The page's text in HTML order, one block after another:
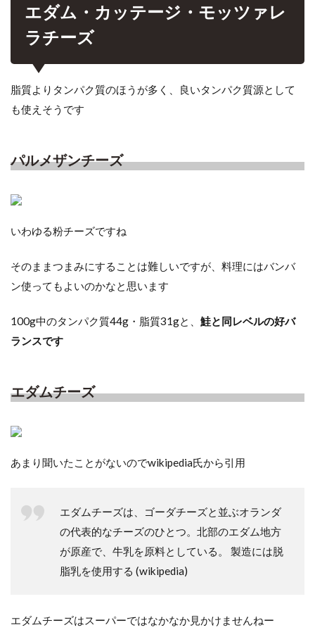
エダム・カッテージ・モッツァレ
ラチーズ
脂質よりタンパク質のほうが多く、良いタンパク質源として
も使えそうです
パルメザンチーズ
いわゆる粉チーズですね
そのままつまみにすることは難しいですが、料理にはバンバ
ン使ってもよいのかなと思います
100g中のタンパク質44g・脂質31gと、 鮭と同レベルの好バ
ランスです
エダムチーズ
あまり聞いたことがないのでwikipedia氏から引用
エダムチーズは、ゴーダチーズと並ぶオランダ
の代表的なチーズのひとつ。北部のエダム地方
が原産で、牛乳を原料としている。 製造には脱
脂乳を使用する (wikipedia)
エダムチーズはスーパーではなかなか見かけませんねー